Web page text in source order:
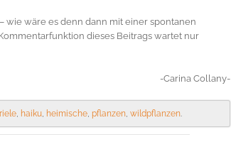
wäre es denn dann mit einer spontanen
dieses Beitrags wartet nur
-Carina Collany-
, haiku, heimische, pflanzen, wildpflanzen.